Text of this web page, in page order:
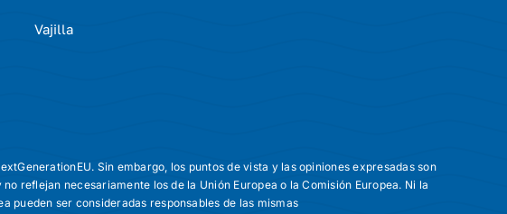
Vajilla
Sin embargo, los puntos de vista y las opiniones expresadas son
reflejan necesariamente los de la Unión Europea o la Comisión Europea. Ni la
pueden ser consideradas responsables de las mismas